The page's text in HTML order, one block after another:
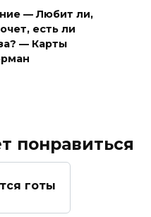
— Любит ли,
есть ли
— Карты
понравиться
готы